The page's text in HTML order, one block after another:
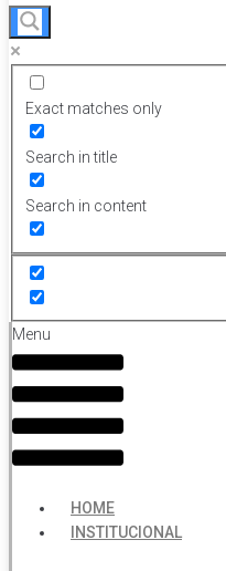
Exact matches only
Search in title
Search in content
Menu
HOME
INSTITUCIONAL